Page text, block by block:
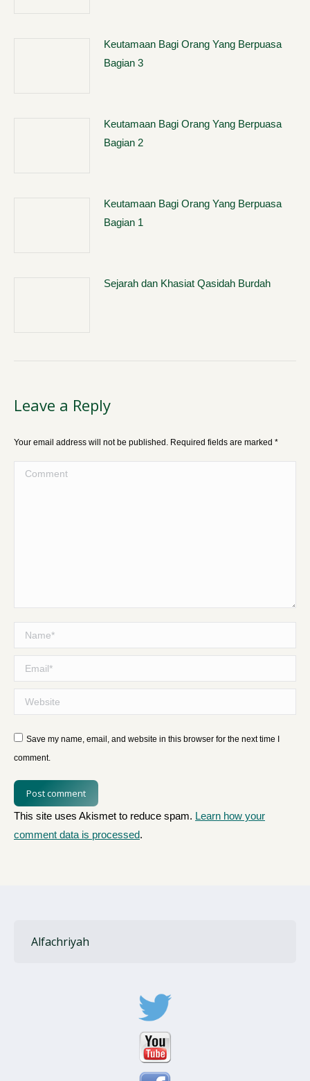
Keutamaan Bagi Orang Yang Berpuasa
Bagian 3
Keutamaan Bagi Orang Yang Berpuasa
Bagian 2
Keutamaan Bagi Orang Yang Berpuasa
Bagian 1
Sejarah dan Khasiat Qasidah Burdah
Leave a Reply
Your email address will not be published. Required fields are marked *
Comment
Name *
Email *
Website
Save my name, email, and website in this browser for the next time I
comment.
Post comment
This site uses Akismet to reduce spam. Learn how your
comment data is processed.
Alfachriyah